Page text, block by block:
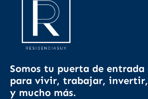
Somos tu puerta de entrada
para vivir, trabajar, invertir,
y mucho más.